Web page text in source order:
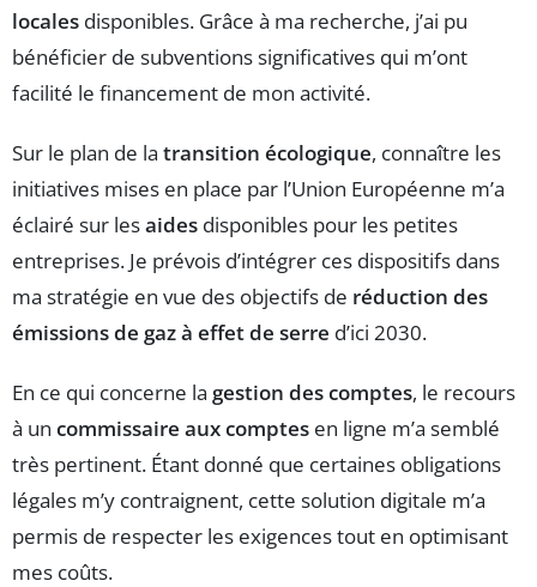
locales disponibles. Grâce à ma recherche, j’ai pu
bénéficier de subventions significatives qui m’ont
facilité le financement de mon activité.
Sur le plan de la transition écologique, connaître les
initiatives mises en place par l’Union Européenne m’a
éclairé sur lesaides disponibles pour les petites
entreprises. Je prévois d’intégrer ces dispositifs dans
ma stratégie en vue des objectifs de réduction des
émissions de gaz à effet de serre d’ici 2030.
En ce qui concerne la gestion des comptes, le recours
à un commissaire aux comptes en ligne m’a semblé
très pertinent. Étant donné que certaines obligations
légales m’y contraignent, cette solution digitale m’a
permis de respecter les exigences tout en optimisant
mes coûts.